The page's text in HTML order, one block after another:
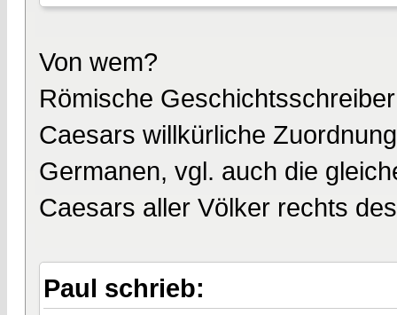
Von wem?
Römische
Caesars willkürliche
Germanen, vgl. auch die
Caesars aller Völker rechts
Paul schrieb: